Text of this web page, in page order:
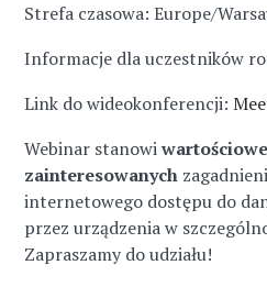
Strefa czasowa: Europe/
Informacje dla uczestników
Link do wideokonferencji:
Webinar stanowi
zainteresowanych
internetowego dostępu do
przez urządzenia w
Zapraszamy do udziału!